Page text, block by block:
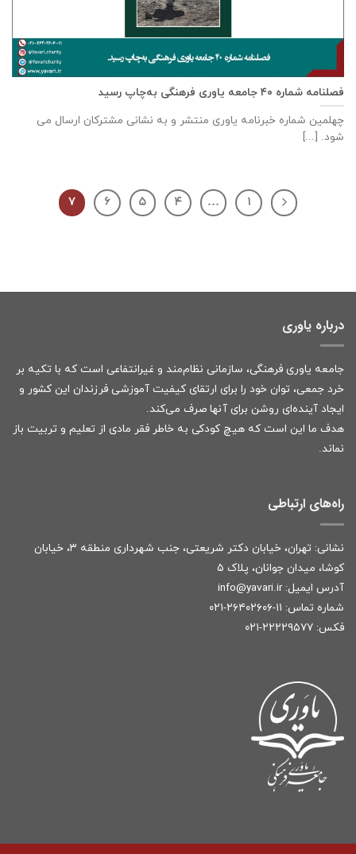
فصلنامه شماره ۴۰ جامعه یاوری فرهنگی به‌چاپ رسید
چهلمین شماره خبرنامه یاوری منتشر و به نشانی مشترکان ارسال می
شود. [...]
۱ … ۴ ۵ ۶ ۷
درباره یاوری
جامعه یاوری فرهنگی، سازمانی نظام‌مند و غیرانتفاعی است که با تکیه بر
خرد جمعی، توان خود را برای ارتقای کیفیت آموزشی فرزندان این کشور و
ایجاد آینده‌ای روشن برای آنها صرف می‌کند.
هدف ما این است که هیچ کودکی به خاطر فقر مادی از تعلیم و تربیت باز
نماند.
راه‌های ارتباطی
نشانی: تهران، خیابان دکتر شریعتی، جنب شهرداری منطقه ۳، خیابان
کوشا، میدان جوانان، پلاک ۵
آدرس ایمیل: info@yavari.ir
شماره تماس: ۱۱-۲۶۴۰۲۶۰۶-۰۲۱
فکس: ۲۲۲۲۹۵۷۷-۰۲۱